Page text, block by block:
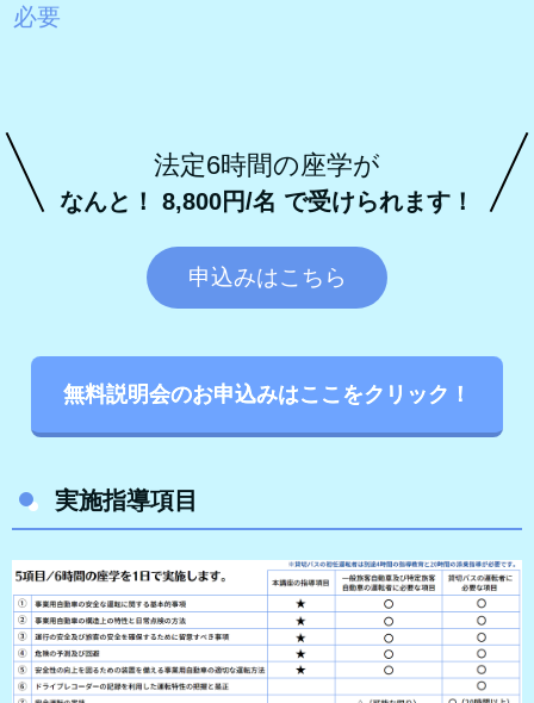
必要
法定6時間の座学が
なんと！ 8,800円/名 で受けられます！
申込みはこちら
無料説明会のお申込みはここをクリック！
実施指導項目